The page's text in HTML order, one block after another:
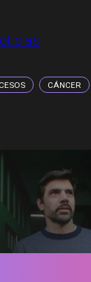
CÁNCER